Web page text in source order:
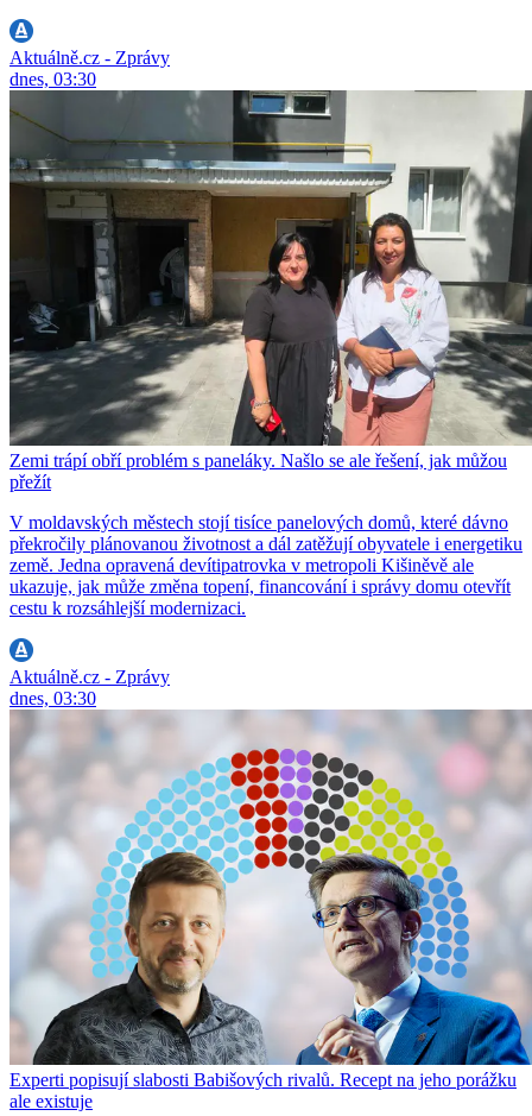
Aktuálně.cz - Zprávy
dnes, 03:30
Zemi trápí obří problém s paneláky. Našlo se ale řešení, jak můžou
přežít
V moldavských městech stojí tisíce panelových domů, které dávno
překročily plánovanou životnost a dál zatěžují obyvatele i energetiku
země. Jedna opravená devítipatrovka v metropoli Kišiněvě ale
ukazuje, jak může změna topení, financování i správy domu otevřít
cestu k rozsáhlejší modernizaci.
Aktuálně.cz - Zprávy
dnes, 03:30
Experti popisují slabosti Babišových rivalů. Recept na jeho porážku
ale existuje